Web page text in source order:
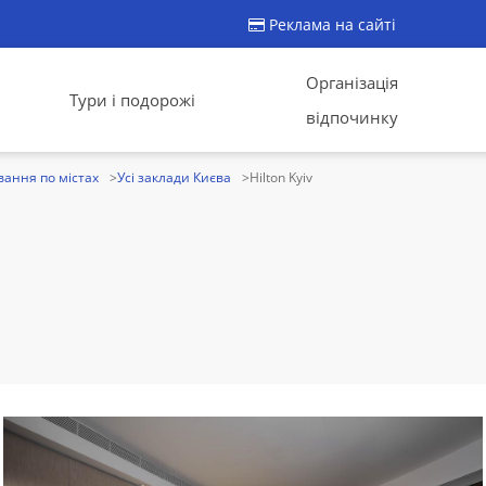
Реклама на сайті
Тури і подорожі
Організація
відпочинку
по містах Усі заклади Києва Hilton Kyiv